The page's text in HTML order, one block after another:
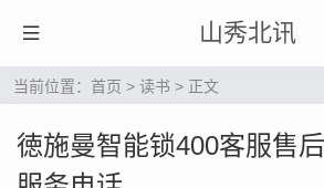
山秀北讯
当前位置： 首页 > 读书 > 正文
徳施曼智能锁400客服售